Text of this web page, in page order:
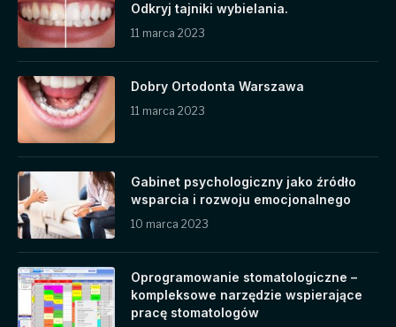
Odkryj tajniki wybielania.
11 marca 2023
Dobry Ortodonta Warszawa
11 marca 2023
Gabinet psychologiczny jako źródło
wsparcia i rozwoju emocjonalnego
10 marca 2023
Oprogramowanie stomatologiczne –
kompleksowe narzędzie wspierające
pracę stomatologów